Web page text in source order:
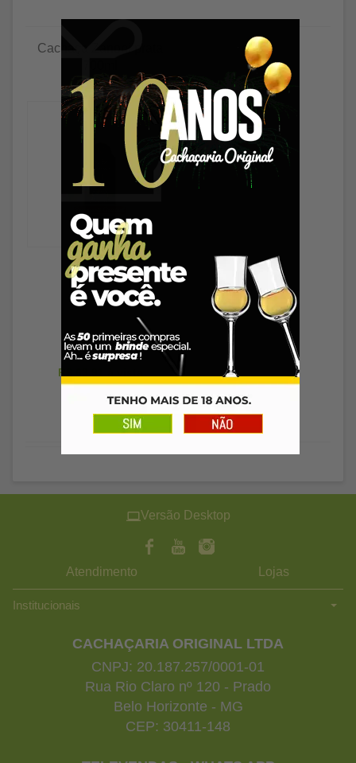
Cachaça Zanoni prata
Esgotado
R$ 63,91
Versão Desktop
Atendimento Lojas
Institucionais
CACHAÇARIA ORIGINAL LTDA
CNPJ: 20.187.257/0001-01
Rua Rio Claro nº 120 - Prado
Belo Horizonte - MG
CEP: 30411-148